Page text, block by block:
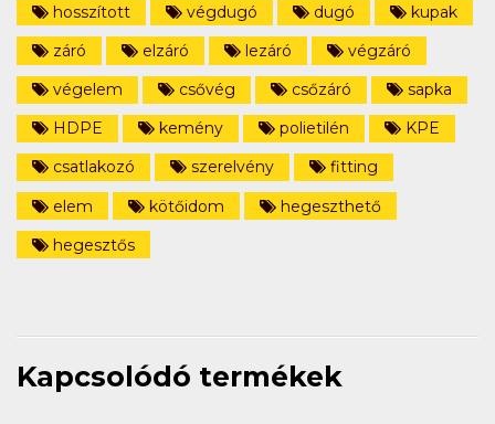
hosszított
végdugó dugó
kupak
záró
elzáró lezáró
végzáró
végelem
csővég csőzáró
sapka
HDPE
kemény polietilén
KPE
csatlakozó
szerelvény
fitting
elem
kötőidom
hegeszthető
hegesztős
Kapcsolódó termékek